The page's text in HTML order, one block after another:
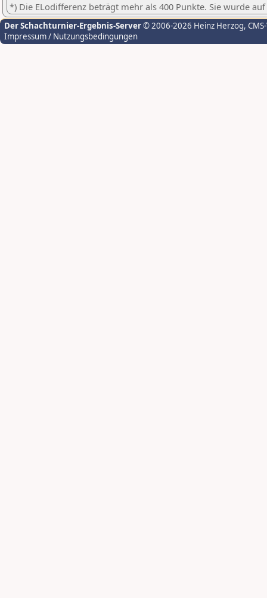
*) Die ELodifferenz beträgt mehr als 400 Punkte. Sie wurde
Der Schachturnier-Ergebnis-Server© 2006-2026 Heinz Herzog,
Impressum / Nutzungsbedingungen